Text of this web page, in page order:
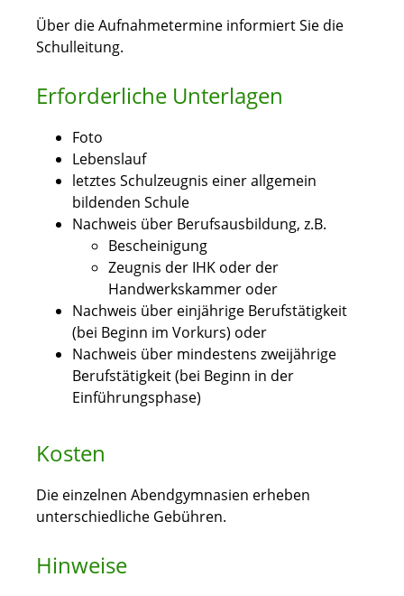
Über die Aufnahmetermine informiert Sie die
Schulleitung.
Erforderliche Unterlagen
Foto
Lebenslauf
letztes Schulzeugnis einer allgemein
bildenden Schule
Nachweis über Berufsausbildung, z.B.
Bescheinigung
Zeugnis der IHK oder der
Handwerkskammer oder
Nachweis über einjährige Berufstätigkeit
(bei Beginn im Vorkurs) oder
Nachweis über mindestens zweijährige
Berufstätigkeit (bei Beginn in der
Einführungsphase)
Kosten
Die einzelnen Abendgymnasien erheben
unterschiedliche Gebühren.
Hinweise